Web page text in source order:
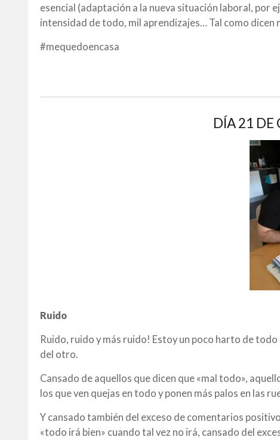
esencial (adaptación a la nueva situación laboral, por
intensidad de todo, mil aprendizajes… Tal como dicen
#mequedoencasa
DÍA 21
Ruido
Ruido, ruido y más ruido! Estoy un poco harto de todo
del otro.
Cansado de aquellos que dicen que «mal todo»,
los que ven quejas en todo y ponen más palos en las
Y cansado también del exceso de comentarios
«todo irá bien» cuando tal vez no irá, cansado del